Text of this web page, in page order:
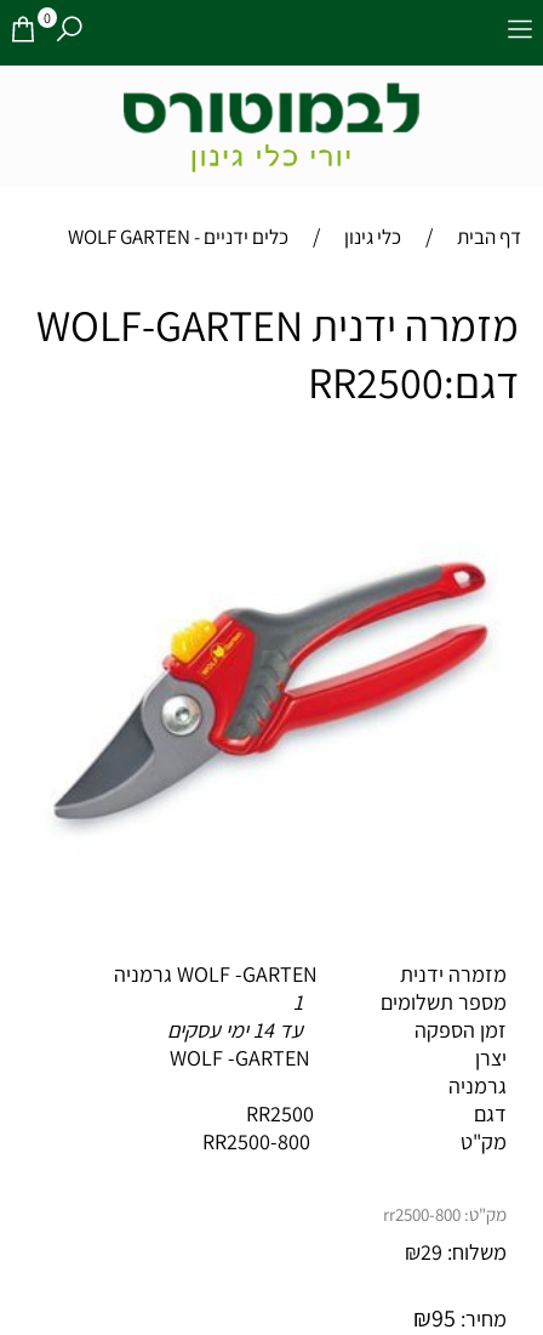
0
דף הבית / כלי גינון / כלים ידניים - WOLF GARTEN
מזמרה ידנית WOLF-GARTEN
דגם:RR2500
מזמרה ידנית WOLF -GARTEN גרמניה
מספר תשלומים 1
זמן הספקהעד 14 ימי עסקים
יצרן WOLF -GARTEN
גרמניה
דגם RR2500
מק"ט
מק"ט: 800-rr2500
משלוח: ₪29
מחיר: ₪95